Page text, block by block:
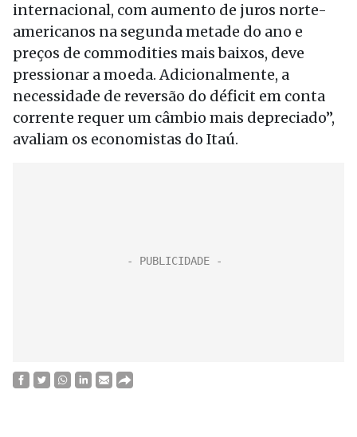
internacional, com aumento de juros norte-
americanos na segunda metade do ano e
preços de commodities mais baixos, deve
pressionar a moeda. Adicionalmente, a
necessidade de reversão do déficit em conta
corrente requer um câmbio mais depreciado”,
avaliam os economistas do Itaú.